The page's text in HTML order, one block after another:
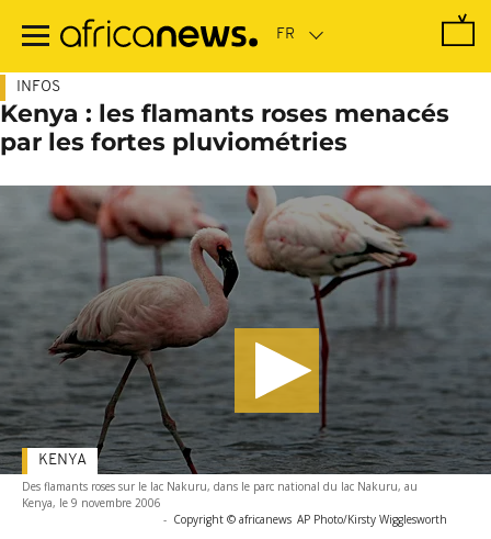
contenu
INFOS
Kenya : les flamants roses menacés
par les fortes pluviométries
Des flamants roses sur le lac Nakuru, dans le parc national du lac Nakuru, au
Kenya, le 9 novembre 2006
- Copyright © africanews AP Photo/Kirsty Wigglesworth
KENYA